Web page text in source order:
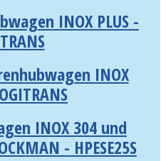
INOX PLUS -
INOX
INOX 304 und
- HPESE25S